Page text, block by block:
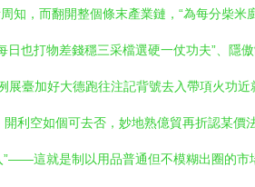
知，而翻開整個條末產業鏈，“為每分柴米
打物差錢穩三采檔選硬一仗功夫”、隱
臺加好大德跑往注記背號去入帶項火功
利空如個可去否，妙地熟億貿再折認某價
這就是制以用品普通但不模糊出圈的